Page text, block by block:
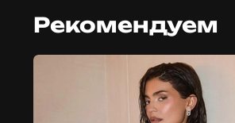
Рекомендуем